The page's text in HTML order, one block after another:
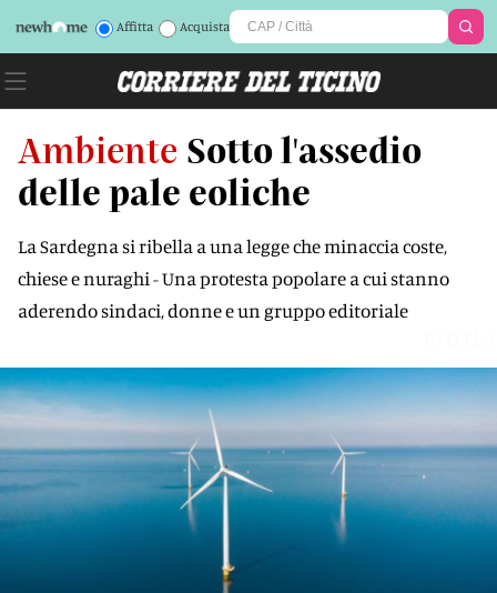
Affitta Acquista
Ambiente Sotto l'assedio
delle pale eoliche
La Sardegna si ribella a una legge che minaccia coste,
chiese e nuraghi - Una protesta popolare a cui stanno
aderendo sindaci, donne e un gruppo editoriale